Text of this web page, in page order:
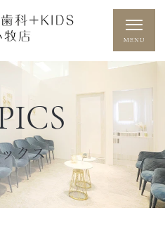
クス